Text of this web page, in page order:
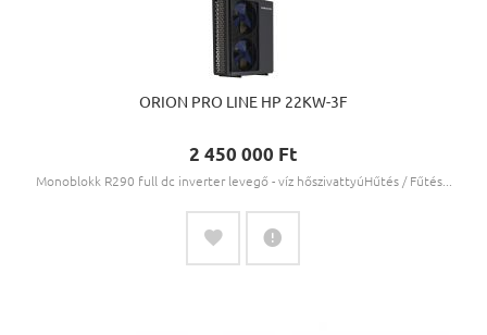
ORION PRO LINE HP 22KW-3F
2 450 000 Ft‎
Monoblokk R290 full dc inverter levegő - víz hőszivattyúHűtés / Fűtés...